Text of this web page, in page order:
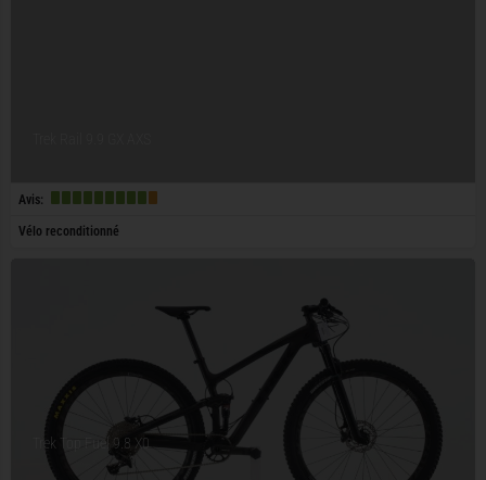
Avis:
Vélo reconditionné
Trek Top Fuel 9.8 X0